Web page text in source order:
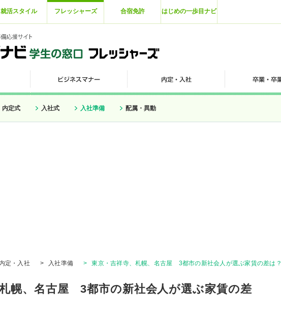
就活スタイル フレッシャーズ 合宿免許 はじめの一歩目ナビ
内定式 入社式 入社準備 配属・異動
内定・入社 > 入社準備 > 東京・吉祥寺、札幌、名古屋 3都市の新社会人が選ぶ家賃の差は？
幌、名古屋 3都市の新社会人が選ぶ家賃の差